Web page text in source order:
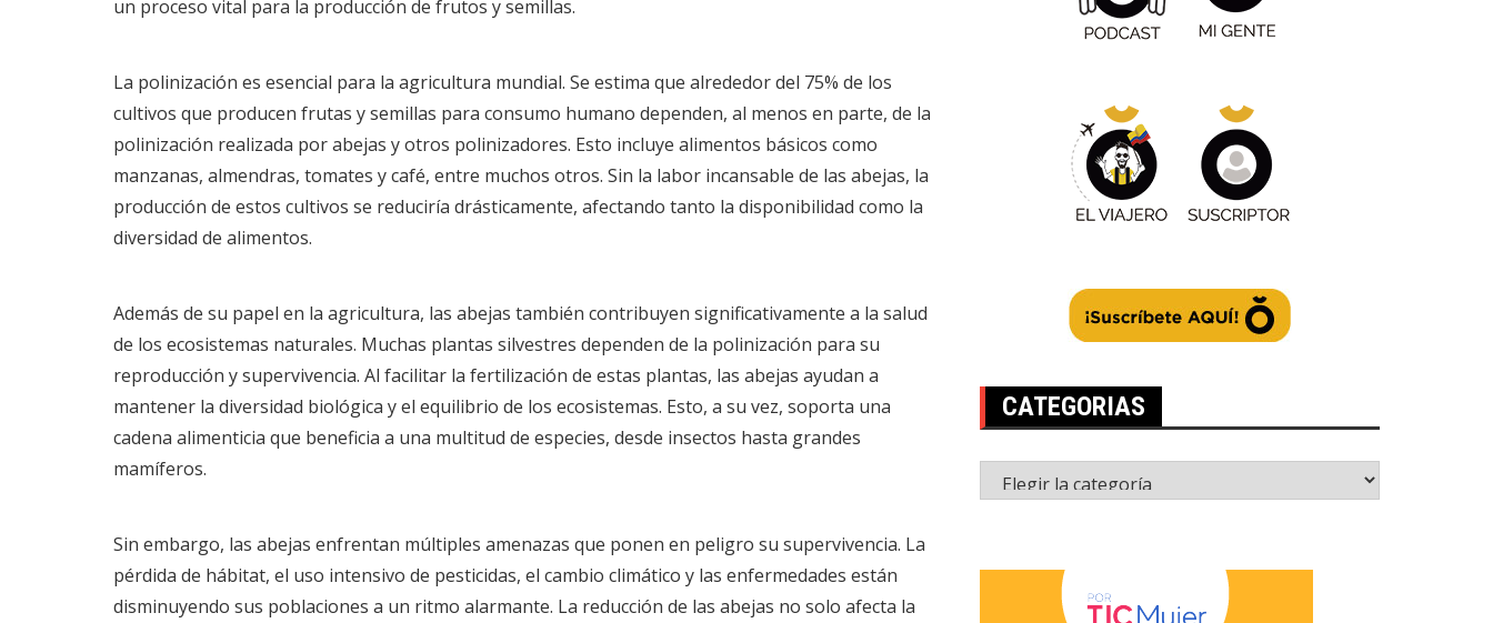
un proceso vital para la producción de frutos y semillas.
La polinización es esencial para la agricultura mundial. Se estima que alrededor del 75% de los
cultivos que producen frutas y semillas para consumo humano dependen, al menos en parte, de la
polinización realizada por abejas y otros polinizadores. Esto incluye alimentos básicos como
manzanas, almendras, tomates y café, entre muchos otros. Sin la labor incansable de las abejas, la
producción de estos cultivos se reduciría drásticamente, afectando tanto la disponibilidad como la
diversidad de alimentos.
Además de su papel en la agricultura, las abejas también contribuyen significativamente a la salud
de los ecosistemas naturales. Muchas plantas silvestres dependen de la polinización para su
reproducción y supervivencia. Al facilitar la fertilización de estas plantas, las abejas ayudan a
mantener la diversidad biológica y el equilibrio de los ecosistemas. Esto, a su vez, soporta una
cadena alimenticia que beneficia a una multitud de especies, desde insectos hasta grandes
mamíferos.
Sin embargo, las abejas enfrentan múltiples amenazas que ponen en peligro su supervivencia. La
pérdida de hábitat, el uso intensivo de pesticidas, el cambio climático y las enfermedades están
disminuyendo sus poblaciones a un ritmo alarmante. La reducción de las abejas no solo afecta la
CATEGORIAS